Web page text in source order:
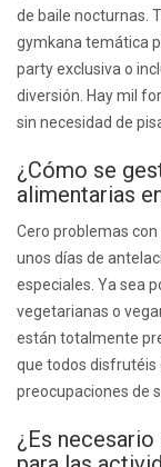
de baile nocturnas.
gymkana temática
party exclusiva o
diversión. Hay mil
sin necesidad de
¿Cómo se
alimentarias
Cero problemas
unos días de
especiales. Ya sea
vegetarianas o
están totalmente
que todos disfrutéis
preocupaciones de
¿Es